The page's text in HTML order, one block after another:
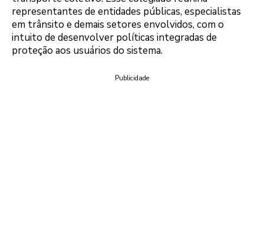
representantes de entidades públicas, especialistas
em trânsito e demais setores envolvidos, com o
intuito de desenvolver políticas integradas de
proteção aos usuários do sistema.
Publicidade